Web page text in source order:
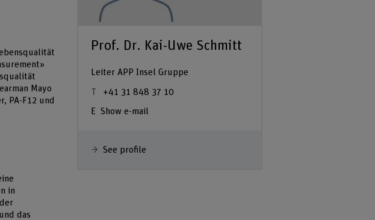
Mayo
PA-F12 und
in
das
Prof. Dr. Kai-Uwe Schmitt
Leiter APP Insel Gruppe
+41 31 848 37 10
Show e-mail
See profile